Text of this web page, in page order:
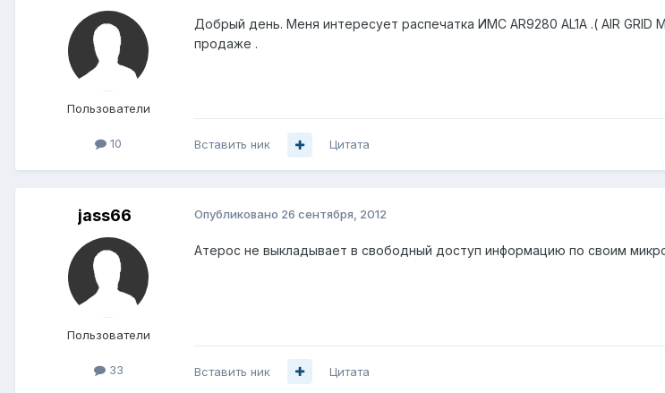
Пользователи
10
Добрый день. Меня интересует распечатка ИМС AR9280 AL1A .( AIR
продаже .
Вставить ник Цитата
jass66
Пользователи
33
Опубликовано 26 сентября, 2012
Атерос не выкладывает в свободный доступ информацию по своим
Вставить ник Цитата